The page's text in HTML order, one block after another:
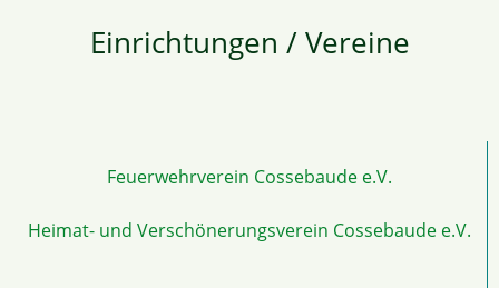
Einrichtungen / Vereine
Feuerwehrverein Cossebaude e.V.
Heimat- und Verschönerungsverein Cossebaude e.V.